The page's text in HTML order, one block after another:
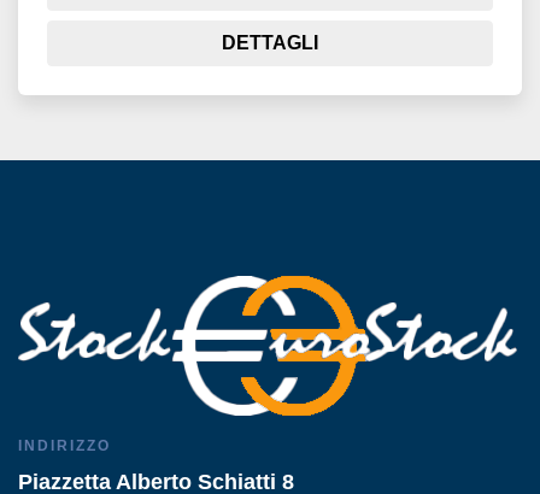
DETTAGLI
INDIRIZZO
Piazzetta Alberto Schiatti 8